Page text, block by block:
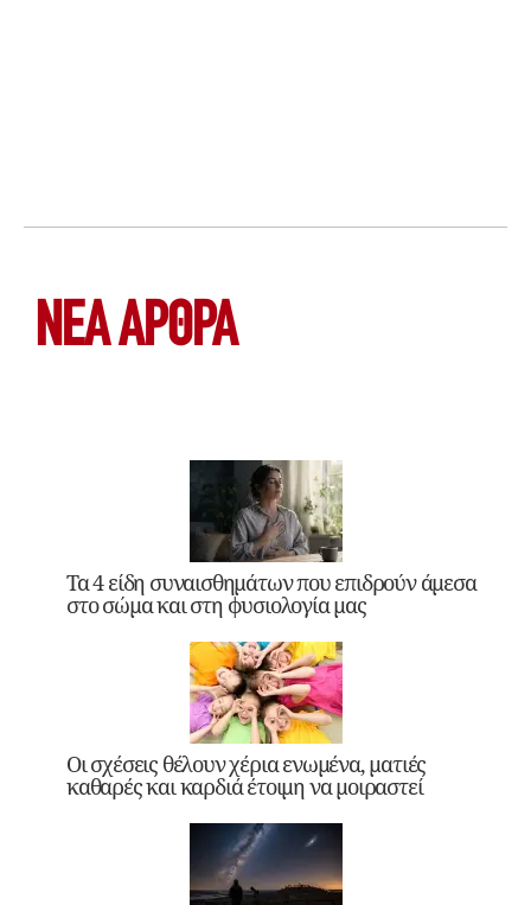
ΝΕΑ ΆΡΘΡΑ
Τα 4 είδη συναισθημάτων που επιδρούν άμεσα
στο σώμα και στη φυσιολογία μας
Οι σχέσεις θέλουν χέρια ενωμένα, ματιές
καθαρές και καρδιά έτοιμη να μοιραστεί